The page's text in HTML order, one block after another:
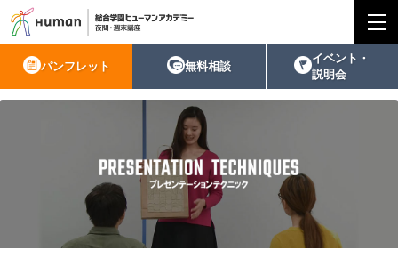
パンフレット 無料相談
イベント・
説明会